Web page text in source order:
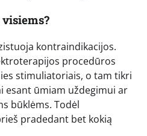
kontraindikacijos.
procedūros
stimuliatoriais, o tam tikri
esant ūmiam uždegimui ar
būklėms. Todėl
pradedant bet kokią